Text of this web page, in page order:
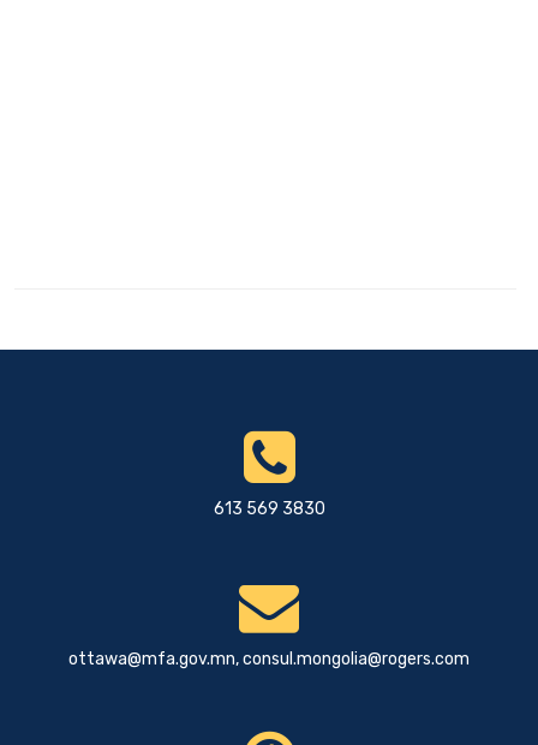
613 569 3830
ottawa@mfa.gov.mn,consul.mongolia@rogers.com